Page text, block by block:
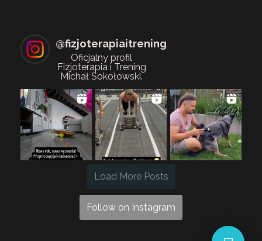
@fizjoterapiaitrening
Oficjalny profil
Fizjoterapia i Trening
Michał Sokołowski.
Load More Posts
Follow on Instagram